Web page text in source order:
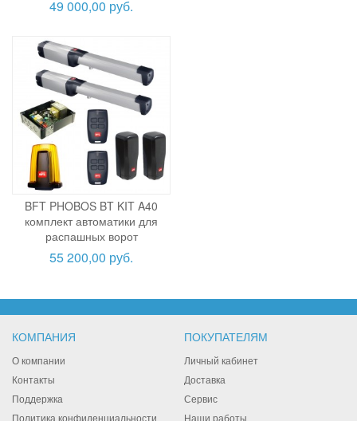
49 000,00 руб.
BFT PHOBOS BT KIT A40
комплект автоматики для
распашных ворот
55 200,00 руб.
КОМПАНИЯ
О компании
Контакты
Поддержка
Политика конфиденциальности
ПОКУПАТЕЛЯМ
Личный кабинет
Доставка
Сервис
Наши работы